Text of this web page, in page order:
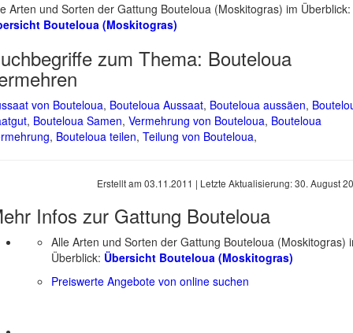
Arten und Sorten der Gattung Bouteloua (Moskitogras) im Überblick:
Bouteloua (Moskitogras)
zum Thema: Bouteloua
von Bouteloua, Bouteloua Aussaat, Bouteloua aussäen,
, Bouteloua Samen, Vermehrung von Bouteloua, Bouteloua
, Bouteloua teilen, Teilung von Bouteloua,
Erstellt am 03.11.2011 | Letzte Aktualisierung:30. August
Infos zur Gattung Bouteloua
Alle Arten und Sorten der Gattung Bouteloua (Moskitogras)
Überblick: Übersicht Bouteloua (Moskitogras)
Preiswerte Angebote von online suchen